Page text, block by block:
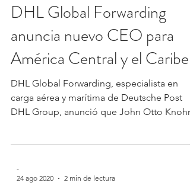
DHL Global Forwarding
anuncia nuevo CEO para
América Central y el Caribe
DHL Global Forwarding, especialista en
carga aérea y marítima de Deutsche Post
DHL Group, anunció que John Otto Knohr
-
24 ago 2020
2 min de lectura